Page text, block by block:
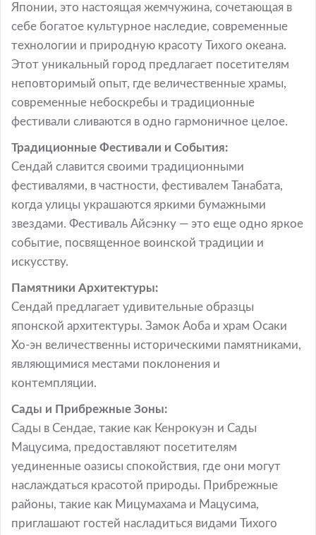
Японии, это настоящая жемчужина, сочетающая в
себе богатое культурное наследие, современные
технологии и природную красоту Тихого океана.
Этот уникальный город предлагает посетителям
неповторимый опыт, где величественные храмы,
современные небоскребы и традиционные
фестивали сливаются в одно гармоничное целое.
Традиционные Фестивали и События:
Сендай славится своими традиционными
фестивалями, в частности, фестивалем Танабата,
когда улицы украшаются яркими бумажными
звездами. Фестиваль Айсэнку — это еще одно яркое
событие, посвященное воинской традиции и
искусству.
Памятники Архитектуры:
Сендай предлагает удивительные образцы
японской архитектуры. Замок Аоба и храм Осаки
Хо-эн величественны историческими памятниками,
являющимися местами поклонения и
контемпляции.
Сады и Прибрежные Зоны:
Сады в Сендае, такие как Кенрокуэн и Сады
Мацусима, предоставляют посетителям
уединенные оазисы спокойствия, где они могут
наслаждаться красотой природы. Прибрежные
районы, такие как Мицумахама и Мацусима,
приглашают гостей насладиться видами Тихого